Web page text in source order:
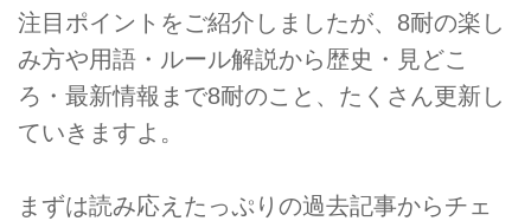
注目ポイントをご紹介しましたが、8耐の楽し
み方や用語・ルール解説から歴史・見どこ
ろ・最新情報まで8耐のこと、たくさん更新し
ていきますよ。
まずは読み応えたっぷりの過去記事からチェ